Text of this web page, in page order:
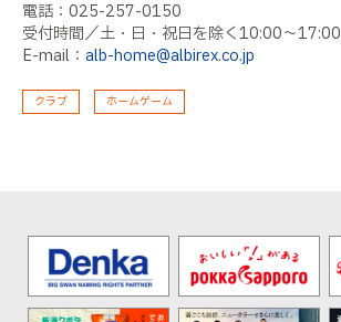
電話：025-257-0150
受付時間／土・日・祝日を除く10:00～17:00
E-mail： alb-home@albirex.co.jp
クラブ ホームゲーム